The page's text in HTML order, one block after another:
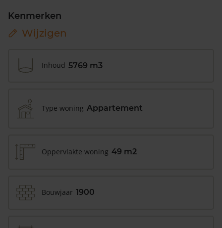
Kenmerken
Wijzigen
Inhoud 5769 m3
Type woning Appartement
Oppervlakte woning 49 m2
Bouwjaar 1900